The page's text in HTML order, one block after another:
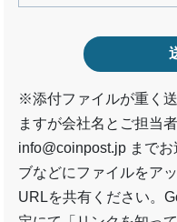
※添付ファイルが重く
ますが会社名とご担当
info@coinpost.jp まで
ブなどにファイルをア
URLを共有ください。